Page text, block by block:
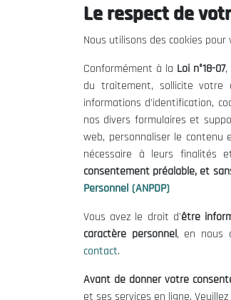
Le CNESE
Le président
Organisation
Publications
Le respect de
Nous utilisons des cookies
Conformément à la Loi n°18-07,
du traitement, sollicite votre
informations d'identification,
nos divers formulaires et
web, personnaliser le contenu
nécessaire à leurs finalités
consentement préalable, et
Personnel (ANPDP)
Vous avez le droit d'être
caractère personnel, en nous
contact.
Avant de donner votre
et ses services en ligne.